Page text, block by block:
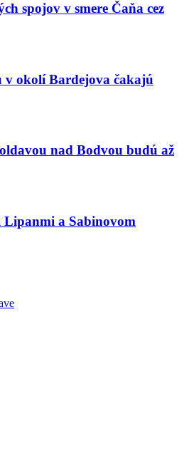
spojov v smere Čaňa cez
v okolí Bardejova čakajú
nad Bodvou budú až
a Sabinovom